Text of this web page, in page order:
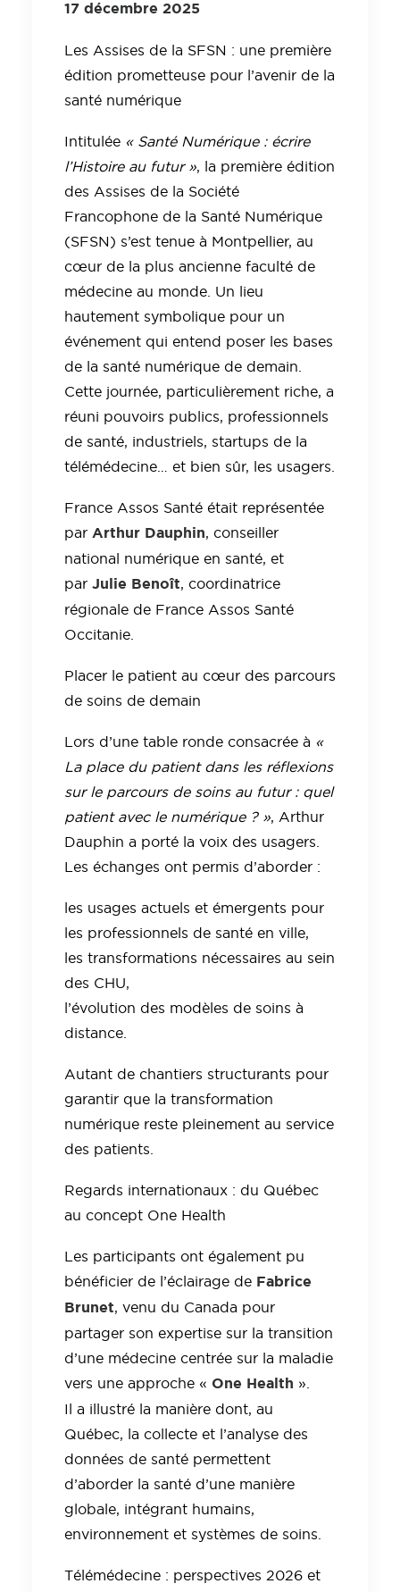
17 décembre 2025
Les Assises de la SFSN : une première
édition prometteuse pour l’avenir de la
santé numérique
Intitulée « Santé Numérique : écrire
l’Histoire au futur », la première édition
des Assises de la Société
Francophone de la Santé Numérique
(SFSN) s’est tenue à Montpellier, au
cœur de la plus ancienne faculté de
médecine au monde. Un lieu
hautement symbolique pour un
événement qui entend poser les bases
de la santé numérique de demain.
Cette journée, particulièrement riche, a
réuni pouvoirs publics, professionnels
de santé, industriels, startups de la
télémédecine… et bien sûr, les usagers.
France Assos Santé était représentée
par Arthur Dauphin, conseiller
national numérique en santé, et
par Julie Benoît, coordinatrice
régionale de France Assos Santé
Occitanie.
Placer le patient au cœur des parcours
de soins de demain
Lors d’une table ronde consacrée à «
La place du patient dans les réflexions
sur le parcours de soins au futur : quel
patient avec le numérique ? », Arthur
Dauphin a porté la voix des usagers.
Les échanges ont permis d’aborder :
les usages actuels et émergents pour
les professionnels de santé en ville,
les transformations nécessaires au sein
des CHU,
l’évolution des modèles de soins à
distance.
Autant de chantiers structurants pour
garantir que la transformation
numérique reste pleinement au service
des patients.
Regards internationaux : du Québec
au concept One Health
Les participants ont également pu
bénéficier de l’éclairage de Fabrice
Brunet, venu du Canada pour
partager son expertise sur la transition
d’une médecine centrée sur la maladie
vers une approche « One Health ».
Il a illustré la manière dont, au
Québec, la collecte et l’analyse des
données de santé permettent
d’aborder la santé d’une manière
globale, intégrant humains,
environnement et systèmes de soins.
Télémédecine : perspectives 2026 et